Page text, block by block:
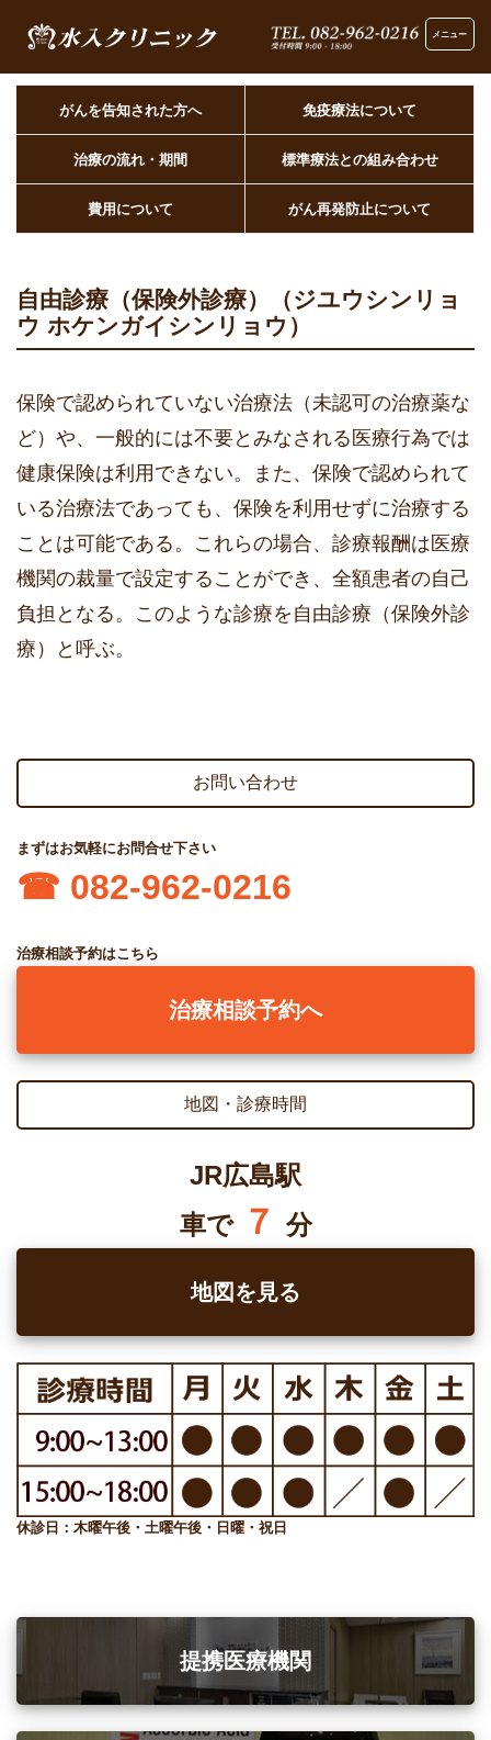
メニュー
がんを告知された方へ 免疫療法について
治療の流れ・期間 標準療法との組み合わせ
費用について がん再発防止について
自由診療（保険外診療）（ジユウシンリョ
ウ ホケンガイシンリョウ）
保険で認められていない治療法（未認可の治療薬な
ど）や、一般的には不要とみなされる医療行為では
健康保険は利用できない。また、保険で認められて
いる治療法であっても、保険を利用せずに治療する
ことは可能である。これらの場合、診療報酬は医療
機関の裁量で設定することができ、全額患者の自己
負担となる。このような診療を自由診療（保険外診
療）と呼ぶ。
お問い合わせ
まずはお気軽にお問合せ下さい
☎︎ 082-962-0216
治療相談予約はこちら
治療相談予約へ
地図・診療時間
JR広島駅
車で ７ 分
地図を見る
休診日：木曜午後・土曜午後・日曜・祝日
提携医療機関